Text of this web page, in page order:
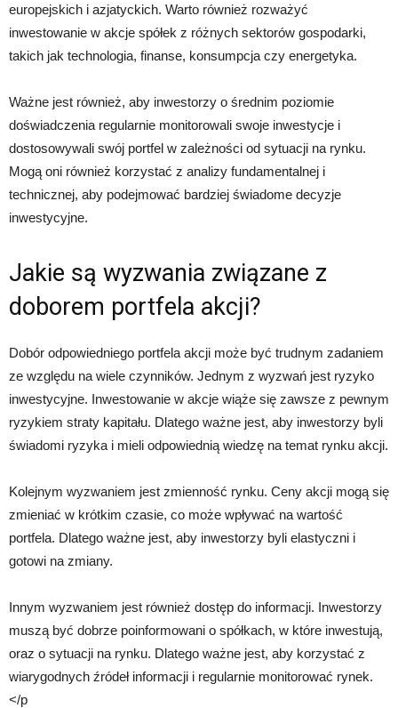
europejskich i azjatyckich. Warto również rozważyć
inwestowanie w akcje spółek z różnych sektorów gospodarki,
takich jak technologia, finanse, konsumpcja czy energetyka.
Ważne jest również, aby inwestorzy o średnim poziomie
doświadczenia regularnie monitorowali swoje inwestycje i
dostosowywali swój portfel w zależności od sytuacji na rynku.
Mogą oni również korzystać z analizy fundamentalnej i
technicznej, aby podejmować bardziej świadome decyzje
inwestycyjne.
Jakie są wyzwania związane z
doborem portfela akcji?
Dobór odpowiedniego portfela akcji może być trudnym zadaniem
ze względu na wiele czynników. Jednym z wyzwań jest ryzyko
inwestycyjne. Inwestowanie w akcje wiąże się zawsze z pewnym
ryzykiem straty kapitału. Dlatego ważne jest, aby inwestorzy byli
świadomi ryzyka i mieli odpowiednią wiedzę na temat rynku akcji.
Kolejnym wyzwaniem jest zmienność rynku. Ceny akcji mogą się
zmieniać w krótkim czasie, co może wpływać na wartość
portfela. Dlatego ważne jest, aby inwestorzy byli elastyczni i
gotowi na zmiany.
Innym wyzwaniem jest również dostęp do informacji. Inwestorzy
muszą być dobrze poinformowani o spółkach, w które inwestują,
oraz o sytuacji na rynku. Dlatego ważne jest, aby korzystać z
wiarygodnych źródeł informacji i regularnie monitorować rynek.
</p